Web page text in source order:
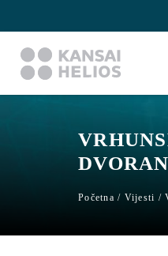
Početna / Vijesti /